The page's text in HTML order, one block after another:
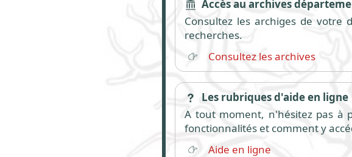
Accès au archives
Consultez les archiges de votre
recherches.
Consultez les archives
Les rubriques d'aide en ligne
A tout moment, n'hésitez pas à
fonctionnalités et comment y
Aide en ligne